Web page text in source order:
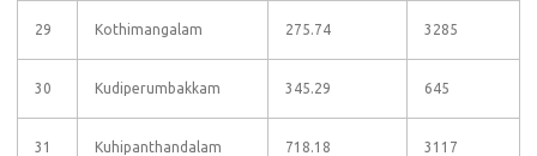
29 Kothimangalam 275.74 3285
30 Kudiperumbakkam 345.29 645
31 Kuhipanthandalam 718.18 3117